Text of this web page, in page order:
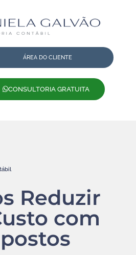
ÁREA DO CLIENTE
CONSULTORIA GRATUITA
Reduzir
com